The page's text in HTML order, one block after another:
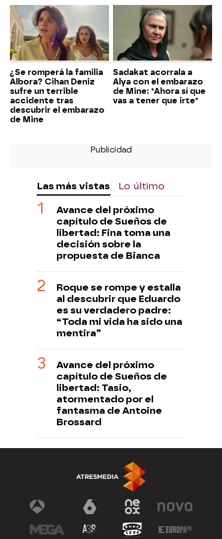
¿Se romperá la familia
Albora? Cihan Deniz
sufre un terrible
accidente tras
descubrir el embarazo
de Mine
Sadakat acorrala a
Alya con el embarazo
de Mine: "Ahora sí que
vas a tener que irte"
Las más vistas Lo último
Avance del próximo
capítulo de Sueños de
libertad: Fina toma una
decisión sobre la
propuesta de Bianca
Roque se rompe y estalla
al descubrir que Eduardo
es su verdadero padre:
“Toda mi vida ha sido una
mentira”
Avance del próximo
capítulo de Sueños de
libertad: Tasio,
atormentado por el
fantasma de Antoine
Brossard